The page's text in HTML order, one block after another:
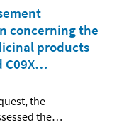
concerning the
products
C09X…
the
the…